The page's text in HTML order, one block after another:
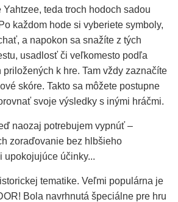
teda troch hodoch sadou
každom hode si vyberiete symboly,
a napokon sa snažíte z tých
usadlosť či veľkomesto podľa
k hre. Tam vždy zaznačíte
skóre. Takto sa môžete postupne
svoje výsledky s inými hráčmi.
naozaj potrebujem vypnúť –
zoraďovanie bez hlbšieho
upokojujúce účinky...
tematike. Veľmi populárna je
Bola navrhnutá špeciálne pre hru